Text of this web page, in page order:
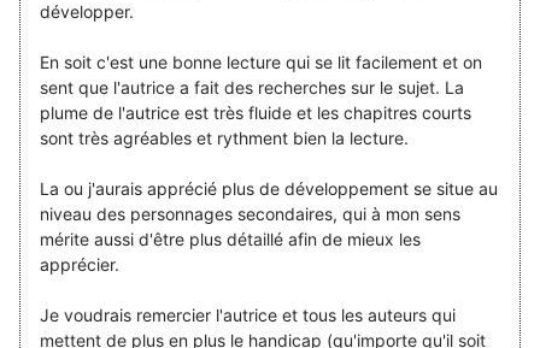
développer.
En soit c'est une bonne lecture qui se lit facilement et on
sent que l'autrice a fait des recherches sur le sujet. La
plume de l'autrice est très fluide et les chapitres courts
sont très agréables et rythment bien la lecture.
La ou j'aurais apprécié plus de développement se situe au
niveau des personnages secondaires, qui à mon sens
mérite aussi d'être plus détaillé afin de mieux les
apprécier.
Je voudrais remercier l'autrice et tous les auteurs qui
mettent de plus en plus le handicap (qu'importe qu'il soit